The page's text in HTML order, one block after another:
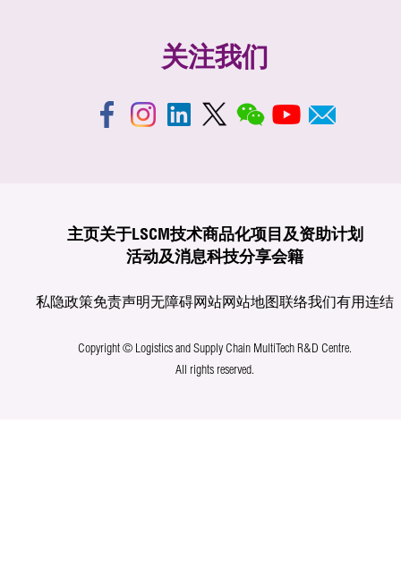
关注我们
主页关于LSCM技术商品化项目及资助计划
活动及消息科技分享会籍
私隐政策免责声明无障碍网站网站地图联络我们有用连结
Copyright © Logistics and Supply Chain MultiTech R&D Centre.
All rights reserved.